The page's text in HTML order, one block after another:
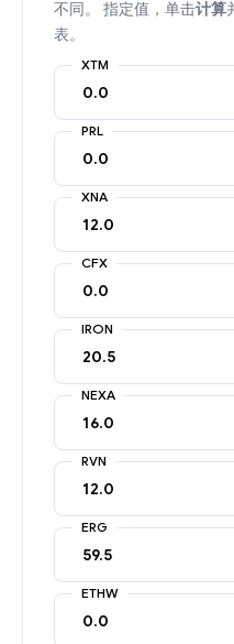
不同。 指定值，单击计算
表。
XTM
PRL
XNA
CFX
IRON
NEXA
RVN
ERG
ETHW